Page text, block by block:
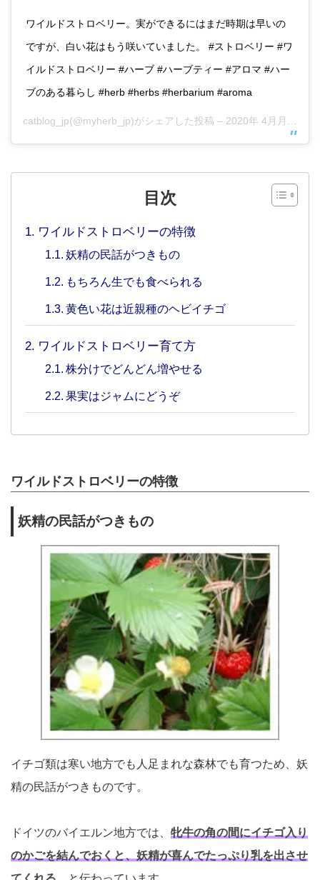
ワイルドストロベリー。実ができるにはまだ時期は早いの
ですが、白い花はもう咲いていました。 #ストロベリー #ワ
イルドストロベリー #ハーブ #ハーブティー #アロマ #ハー
ブのある暮らし #herb #herbs #herbarium #aroma
catblog_jp(@myherb_jp)がシェアした投稿 – 2020年 4月月12日午後10時20分PDT
目次
ワイルドストロベリーの特徴
妖精の民話がつきもの
もちろん生でも食べられる
黄色い花は近親種のヘビイチゴ
ワイルドストロベリー育て方
株分けでどんどん増やせる
果実はジャムにどうぞ
ワイルドストロベリーの特徴
妖精の民話がつきもの
イチゴ類は寒い地方でも人足まれな森林でも育つため、妖
精の民話がつきものです。
ドイツのバイエルン地方では、 牝牛の角の間にイチゴ入り
のかごを結んでおくと、妖精が喜んでたっぷり乳を出させ